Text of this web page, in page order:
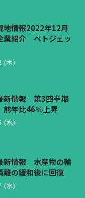
地情報2022年12月
紹介 ベトジェッ
(木)
新情報 第3四半期
年比46％上昇
(水)
新情報 水産物の輸
離の緩和後に回復
(水)